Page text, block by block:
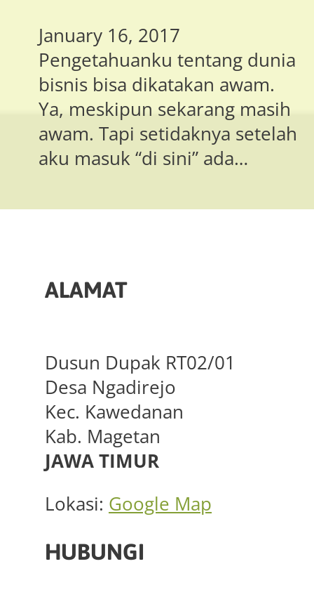
January 16, 2017
Pengetahuanku tentang dunia
bisnis bisa dikatakan awam.
Ya, meskipun sekarang masih
awam. Tapi setidaknya setelah
aku masuk “di sini” ada…
ALAMAT
Dusun Dupak RT02/01
Desa Ngadirejo
Kec. Kawedanan
Kab. Magetan
JAWA TIMUR
Lokasi: Google Map
HUBUNGI